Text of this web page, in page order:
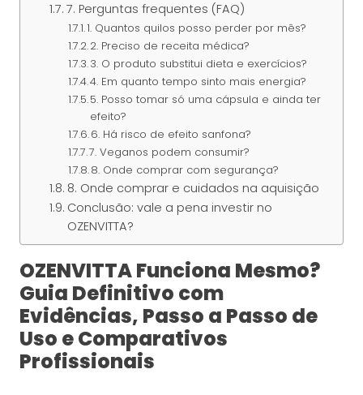
7. Perguntas frequentes (FAQ)
1. Quantos quilos posso perder por mês?
2. Preciso de receita médica?
3. O produto substitui dieta e exercícios?
4. Em quanto tempo sinto mais energia?
5. Posso tomar só uma cápsula e ainda ter
efeito?
6. Há risco de efeito sanfona?
7. Veganos podem consumir?
8. Onde comprar com segurança?
8. Onde comprar e cuidados na aquisição
Conclusão: vale a pena investir no
OZENVITTA?
OZENVITTA Funciona Mesmo?
Guia Definitivo com
Evidências, Passo a Passo de
Uso e Comparativos
Profissionais